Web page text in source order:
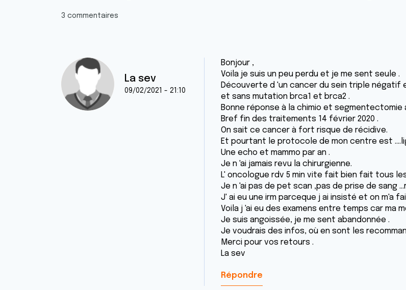
3 commentaires
La sev
09/02/2021 - 21:10
Bonjour ,
Voila je suis un peu perdu et je me sent seule .
Découverte d 'un cancer du sein triple négatif
et sans mutation brca1 et brca2 .
Bonne réponse à la chimio et segmentectomie
Bref fin des traitements 14 février 2020 .
On sait ce cancer à fort risque de récidive.
Et pourtant le protocole de mon centre est
Une echo et mammo par an .
Je n 'ai jamais revu la chirurgienne.
L' oncologue rdv 5 min vite fait bien fait tous
Je n 'ai pas de pet scan ,pas de prise de sang
J' ai eu une irm parceque j ai insisté et on m'a
Voila j 'ai eu des examens entre temps car ma
Je suis angoissée, je me sent abandonnée .
Je voudrais des infos, où en sont les
Merci pour vos retours .
La sev
Répondre